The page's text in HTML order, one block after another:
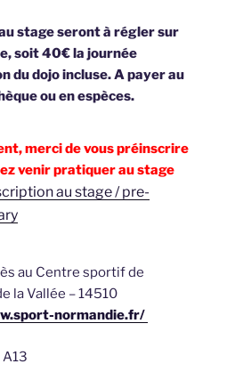
stage seront à régler sur
soit 40€ la journée
du dojo incluse. A payer au
ou en espèces.
merci de vous préinscrire
venir pratiquer au stage
au stage / pre-
au Centre sportif de
la Vallée – 14510
normandie.fr/